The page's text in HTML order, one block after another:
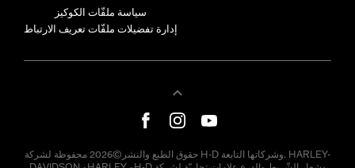
سياسة ملفّات الكوكيز
إدارة تفضيلات ملفّات تعريف الارتباط
حقوق الطبع والنشر©2026 محفوظة لشركة H-D وشركاتها التابعة. HARLEY-